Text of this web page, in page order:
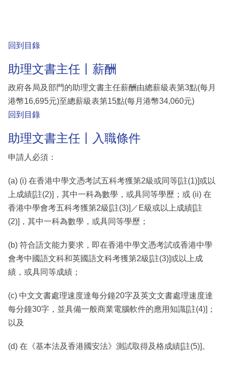
回到目錄
助理文書主任丨薪酬
政府各局及部門的助理文書主任薪酬由總薪級表第3點(每月
港幣16,695元)至總薪級表第15點(每月港幣34,060元)
回到目錄
助理文書主任丨入職條件
申請人必須：
(a) (i) 在香港中學文憑考試五科考獲第2級或同等[註(1)]或以
上成績[註(2)]，其中一科為數學，或具同等學歷；或 (ii) 在
香港中學會考五科考獲第2級[註(3)]／E級或以上成績[註
(2)]，其中一科為數學，或具同等學歷；
(b) 符合語文能力要求，即在香港中學文憑考試或香港中學
會考中國語文科和英國語文科考獲第2級[註(3)]或以上成
績，或具同等成績；
(c) 中文文書處理速度達每分鐘20字及英文文書處理速度達
每分鐘30字，並具備一般商業電腦軟件的應用知識[註(4)]；
以及
(d) 在《基本法及香港國安法》測試取得及格成績[註(5)]。